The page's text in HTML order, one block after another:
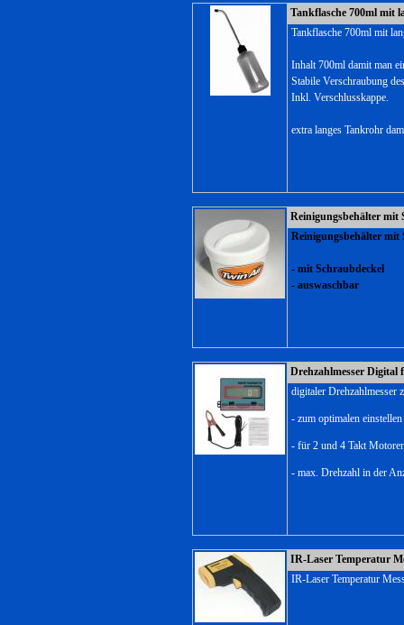
Tankflasche 700ml mit
Tankflasche 700ml mit
Inhalt 700ml damit man
Stabile Verschraubung
Inkl. Verschlusskappe.
extra langes Tankrohr
Reinigungsbehälter mit
Reinigungsbehälter mit
- mit Schraubdeckel
- auswaschbar
Drehzahlmesser
digitaler Drehzahlmesser
- zum optimalen
- für 2 und 4 Takt
- max. Drehzahl in der
IR-Laser Temperatur
IR-Laser Temperatur